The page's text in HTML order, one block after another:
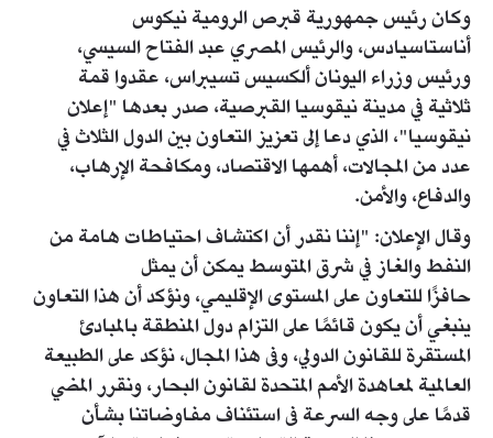
وكان رئيس جمهورية قبرص الرومية نيكوس
أناستاسيادس، والرئيس المصري عبد الفتاح السيسي،
ورئيس وزراء اليونان ألكسيس تسيبراس، عقدوا قمة
ثلاثية في مدينة نيقوسيا القبرصية، صدر بعدها "إعلان
نيقوسيا"، الذي دعا إلى تعزيز التعاون بين الدول الثلاث في
عدد من المجالات، أهمها الاقتصاد، ومكافحة الإرهاب،
والدفاع، والأمن.
وقال الإعلان: "إننا نقدر أن اكتشاف احتياطات هامة من
النفط والغاز في شرق المتوسط يمكن أن يمثل
حافزًا للتعاون على المستوى الإقليمي، ونؤكد أن هذا التعاون
ينبغي أن يكون قائمًا على التزام دول المنطقة بالمبادئ
المستقرة للقانون الدولي، وفى هذا المجال، نؤكد على الطبيعة
العالمية لمعاهدة الأمم المتحدة لقانون البحار، ونقرر المضي
قدمًا على وجه السرعة فى استئناف مفاوضاتنا بشأن